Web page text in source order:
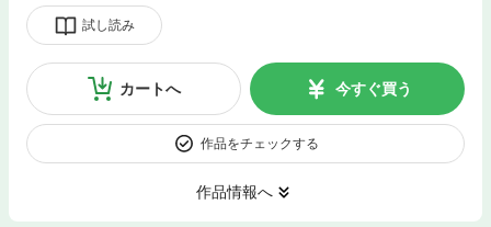
試し読み
カートへ 今すぐ買う
作品をチェックする
作品情報へ